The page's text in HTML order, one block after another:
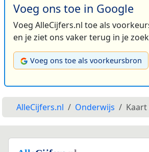
Voeg ons toe in Google
Voeg AlleCijfers.nl toe als
en je ziet ons vaker terug in je
Voeg ons toe als voorkeursbron
AlleCijfers.nl Onderwijs